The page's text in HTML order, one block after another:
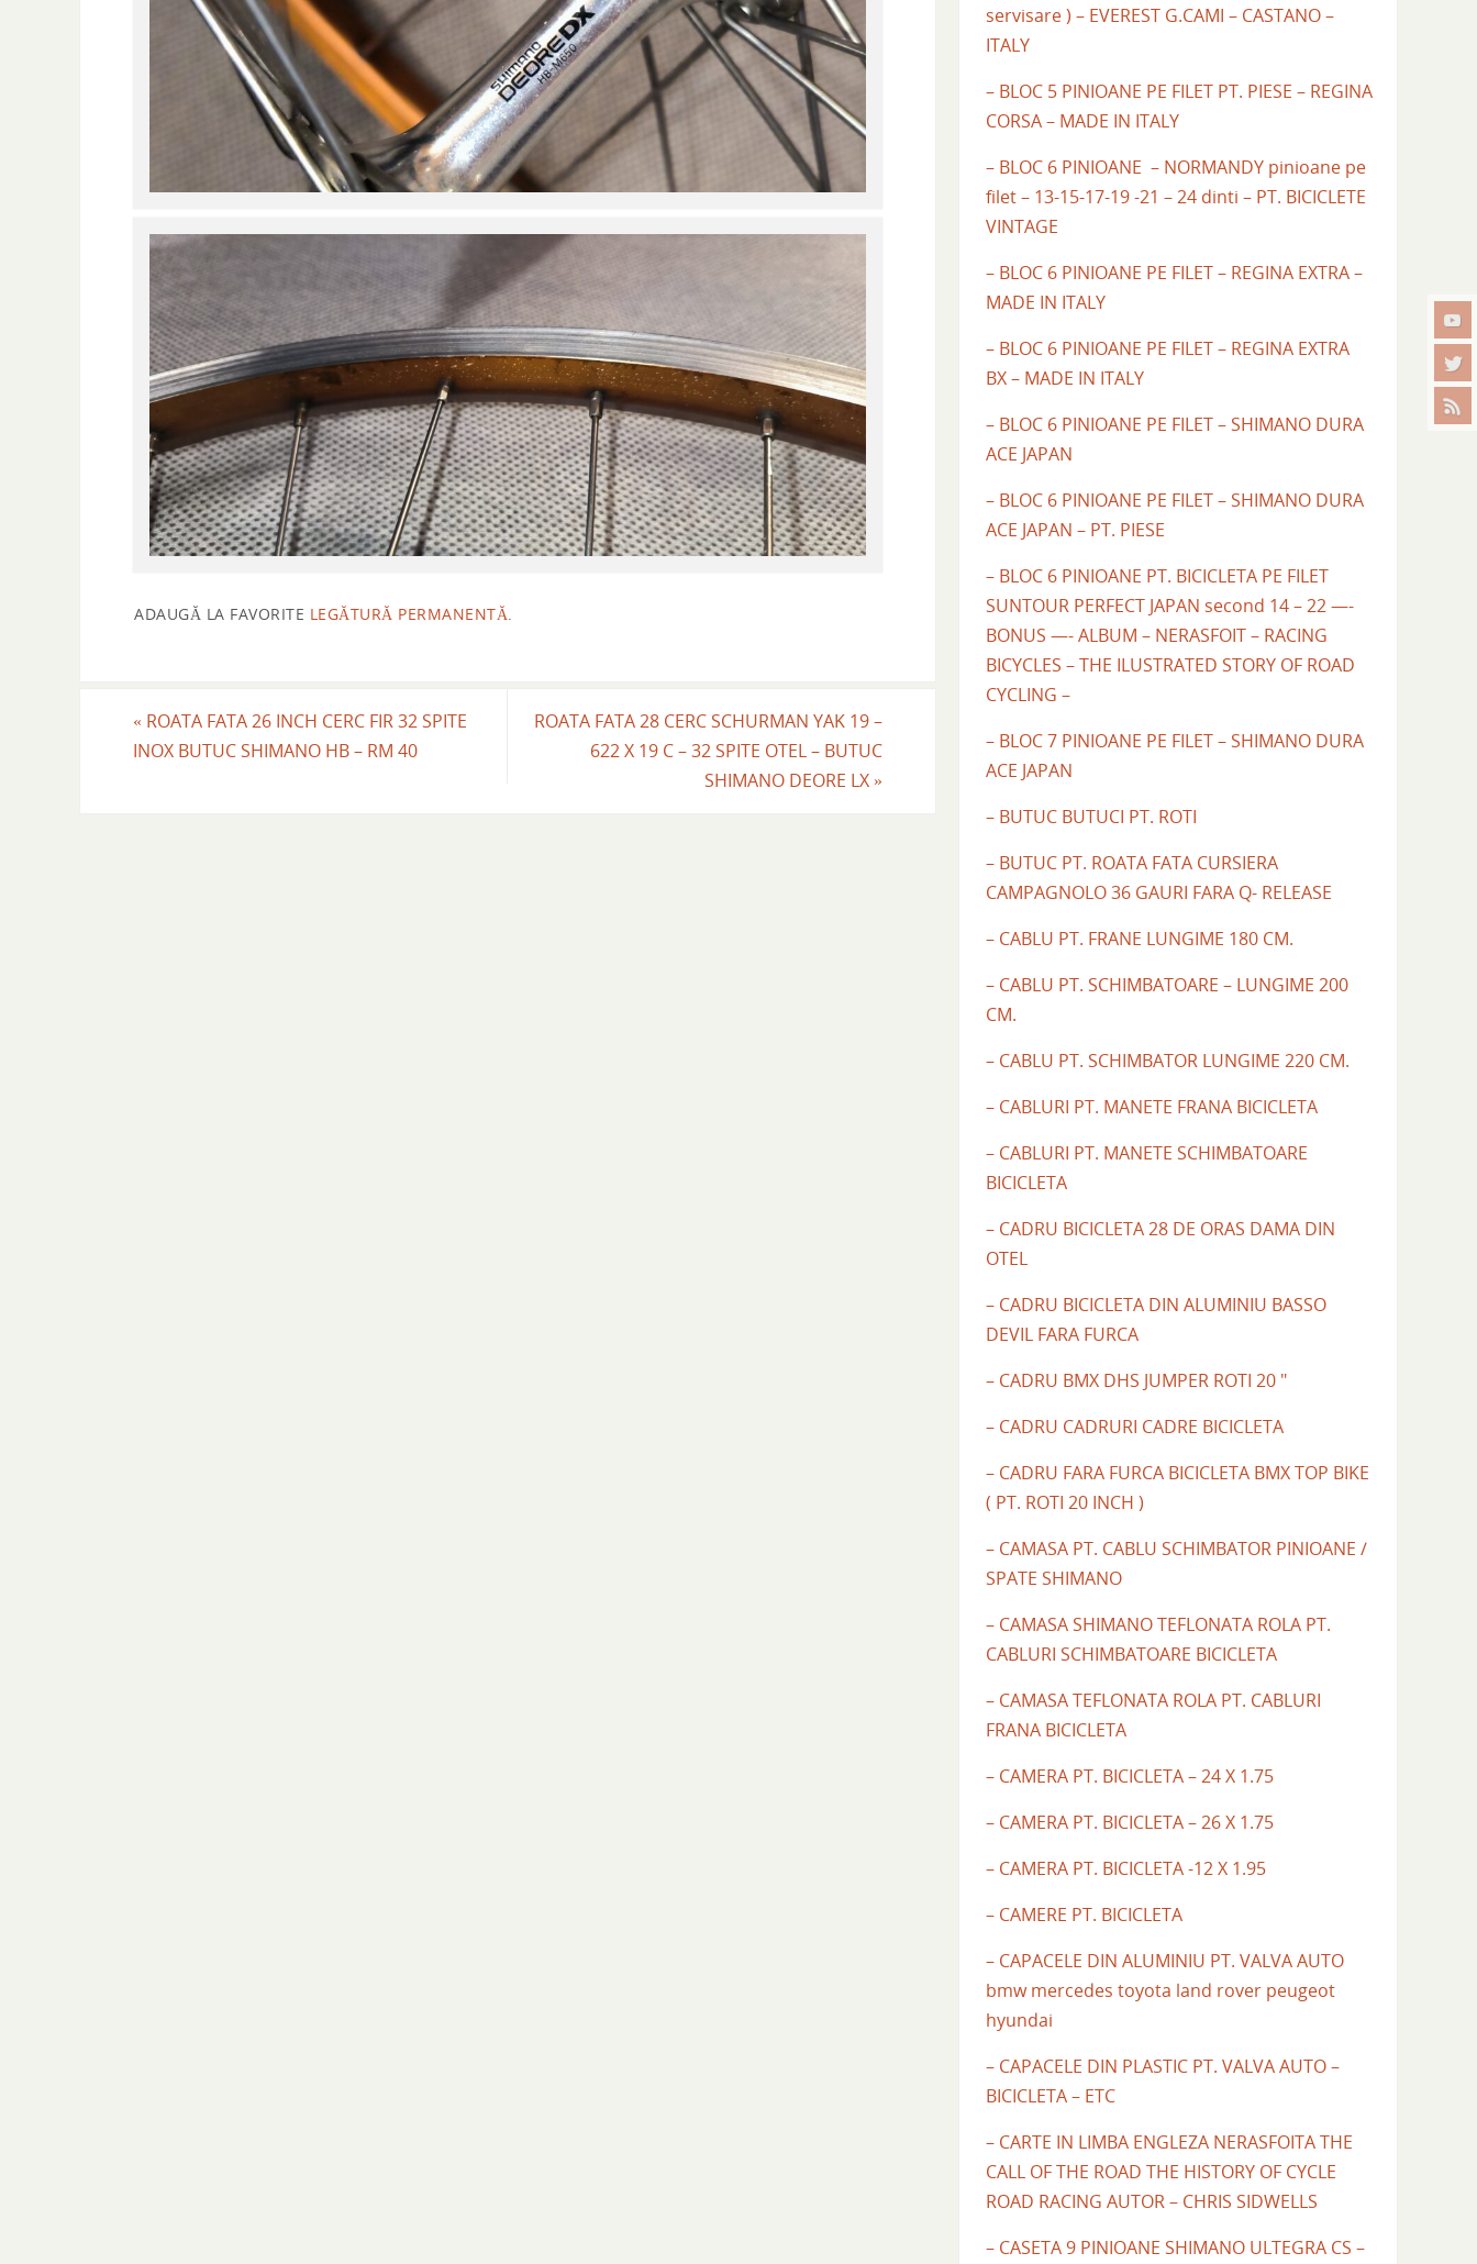
ADAUGĂ LA FAVORITE LEGĂTURĂ PERMANENTĂ.
« ROATA FATA 26 INCH CERC FIR 32 SPITE
INOX BUTUC SHIMANO HB – RM 40
ROATA FATA 28 CERC SCHURMAN YAK 19 –
622 X 19 C – 32 SPITE OTEL – BUTUC
SHIMANO DEORE LX »
servisare ) – EVEREST G.CAMI – CASTANO –
ITALY
– BLOC 5 PINIOANE PE FILET PT. PIESE – REGINA
CORSA – MADE IN ITALY
– BLOC 6 PINIOANE – NORMANDY pinioane pe
filet – 13-15-17-19 -21 – 24 dinti – PT. BICICLETE
VINTAGE
– BLOC 6 PINIOANE PE FILET – REGINA EXTRA –
MADE IN ITALY
– BLOC 6 PINIOANE PE FILET – REGINA EXTRA
BX – MADE IN ITALY
– BLOC 6 PINIOANE PE FILET – SHIMANO DURA
ACE JAPAN
– BLOC 6 PINIOANE PE FILET – SHIMANO DURA
ACE JAPAN – PT. PIESE
– BLOC 6 PINIOANE PT. BICICLETA PE FILET
SUNTOUR PERFECT JAPAN second 14 – 22 —-
BONUS —- ALBUM – NERASFOIT – RACING
BICYCLES – THE ILUSTRATED STORY OF ROAD
CYCLING –
– BLOC 7 PINIOANE PE FILET – SHIMANO DURA
ACE JAPAN
– BUTUC BUTUCI PT. ROTI
– BUTUC PT. ROATA FATA CURSIERA
CAMPAGNOLO 36 GAURI FARA Q- RELEASE
– CABLU PT. FRANE LUNGIME 180 CM.
– CABLU PT. SCHIMBATOARE – LUNGIME 200
CM.
– CABLU PT. SCHIMBATOR LUNGIME 220 CM.
– CABLURI PT. MANETE FRANA BICICLETA
– CABLURI PT. MANETE SCHIMBATOARE
BICICLETA
– CADRU BICICLETA 28 DE ORAS DAMA DIN
OTEL
– CADRU BICICLETA DIN ALUMINIU BASSO
DEVIL FARA FURCA
– CADRU BMX DHS JUMPER ROTI 20 "
– CADRU CADRURI CADRE BICICLETA
– CADRU FARA FURCA BICICLETA BMX TOP BIKE
( PT. ROTI 20 INCH )
– CAMASA PT. CABLU SCHIMBATOR PINIOANE /
SPATE SHIMANO
– CAMASA SHIMANO TEFLONATA ROLA PT.
CABLURI SCHIMBATOARE BICICLETA
– CAMASA TEFLONATA ROLA PT. CABLURI
FRANA BICICLETA
– CAMERA PT. BICICLETA – 24 X 1.75
– CAMERA PT. BICICLETA – 26 X 1.75
– CAMERA PT. BICICLETA -12 X 1.95
– CAMERE PT. BICICLETA
– CAPACELE DIN ALUMINIU PT. VALVA AUTO
bmw mercedes toyota land rover peugeot
hyundai
– CAPACELE DIN PLASTIC PT. VALVA AUTO –
BICICLETA – ETC
– CARTE IN LIMBA ENGLEZA NERASFOITA THE
CALL OF THE ROAD THE HISTORY OF CYCLE
ROAD RACING AUTOR – CHRIS SIDWELLS
– CASETA 9 PINIOANE SHIMANO ULTEGRA CS –